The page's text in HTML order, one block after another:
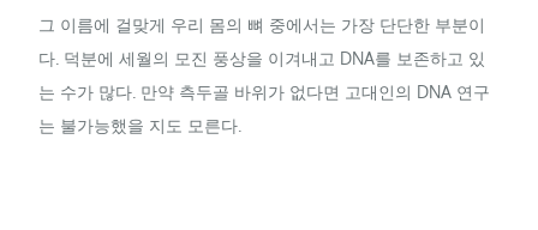
그 이름에 걸맞게 우리 몸의 뼈 중에서는 가장 단단한 부분이
다. 덕분에 세월의 모진 풍상을 이겨내고 DNA를 보존하고 있
는 수가 많다. 만약 측두골 바위가 없다면 고대인의 DNA 연구
는 불가능했을 지도 모른다.